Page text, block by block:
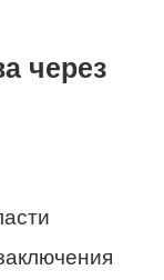
через